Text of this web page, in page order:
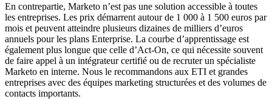
En contrepartie, Marketo n’est pas une solution accessible à toutes
les entreprises. Les prix démarrent autour de 1 000 à 1 500 euros par
mois et peuvent atteindre plusieurs dizaines de milliers d’euros
annuels pour les plans Enterprise. La courbe d’apprentissage est
également plus longue que celle d’Act-On, ce qui nécessite souvent
de faire appel à un intégrateur certifié ou de recruter un spécialiste
Marketo en interne. Nous le recommandons aux ETI et grandes
entreprises avec des équipes marketing structurées et des volumes de
contacts importants.